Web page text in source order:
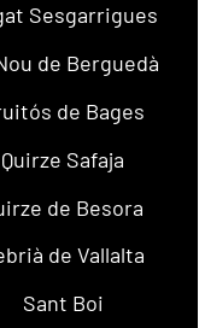
Sesgarrigues
de Berguedà
de Bages
Quirze Safaja
de Besora
de Vallalta
Sant Boi